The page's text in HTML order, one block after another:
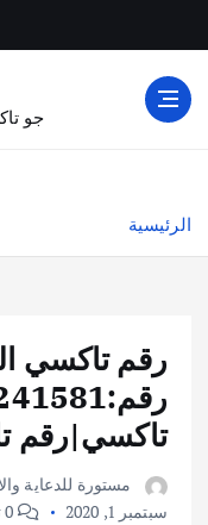
جو
الرئيسية
رقم تاكسي
تاكسي|رقم
مستورة للدعاية
سبتمبر 1, 2020